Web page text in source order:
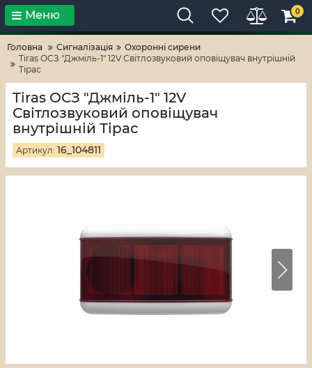
Тільки високі технології! RV-ZAFT
Меню 0
Головна Сигналізація
Охоронні сирени
Tiras ОСЗ "Джміль-1" 12V Світлозвуковий оповіщувач внутрішній
Тірас
Tiras ОСЗ "Джміль-1" 12V
Світлозвуковий оповіщувач
внутрішній Тірас
Артикул: 16_104811